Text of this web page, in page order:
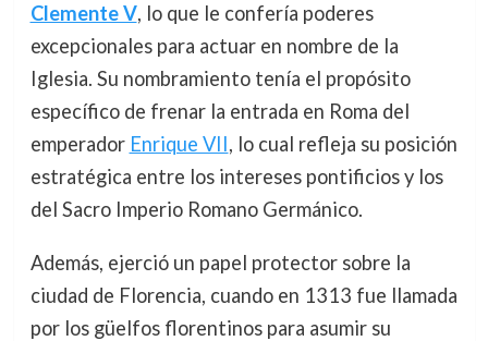
Clemente V, lo que le confería poderes
excepcionales para actuar en nombre de la
Iglesia. Su nombramiento tenía el propósito
específico de frenar la entrada en Roma del
emperador Enrique VII, lo cual refleja su posición
estratégica entre los intereses pontificios y los
del Sacro Imperio Romano Germánico.
Además, ejerció un papel protector sobre la
ciudad de Florencia, cuando en 1313 fue llamada
por los güelfos florentinos para asumir su